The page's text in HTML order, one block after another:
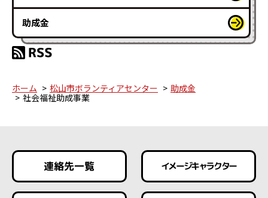
助成金
ホーム 松山市ボランティアセンター
助成金
社会福祉助成事業
連絡先一覧 イメージキャラクター